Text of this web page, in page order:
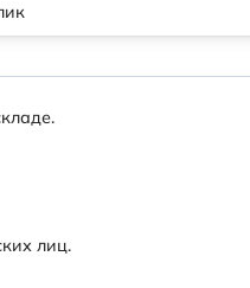
лиц.